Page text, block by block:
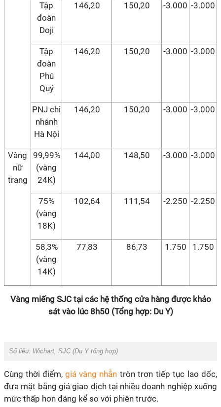
Tập
đoàn
Doji
146,20 150,20 -3.000 -3.000
Tập
đoàn
Phú
Quý
146,20 150,20 -3.000 -3.000
PNJ chi
nhánh
Hà Nội
146,20 150,20 -3.000 -3.000
Vàng
nữ
trang
99,99%
(vàng
24K)
144,00 148,50 -3.000 -3.000
75%
(vàng
18K)
102,64 111,54 -2.250 -2.250
58,3%
(vàng
14K)
77,83 86,73 1.750 1.750
Vàng miếng SJC tại các hệ thống cửa hàng được khảo
sát vào lúc 8h50 (Tổng hợp: Du Y)
Số liệu: Wichart, SJC (Du Y tổng hợp)
Cùng thời điểm, giá vàng nhẫn tròn trơn tiếp tục lao dốc,
đưa mặt bằng giá giao dịch tại nhiều doanh nghiệp xuống
mức thấp hơn đáng kể so với phiên trước.